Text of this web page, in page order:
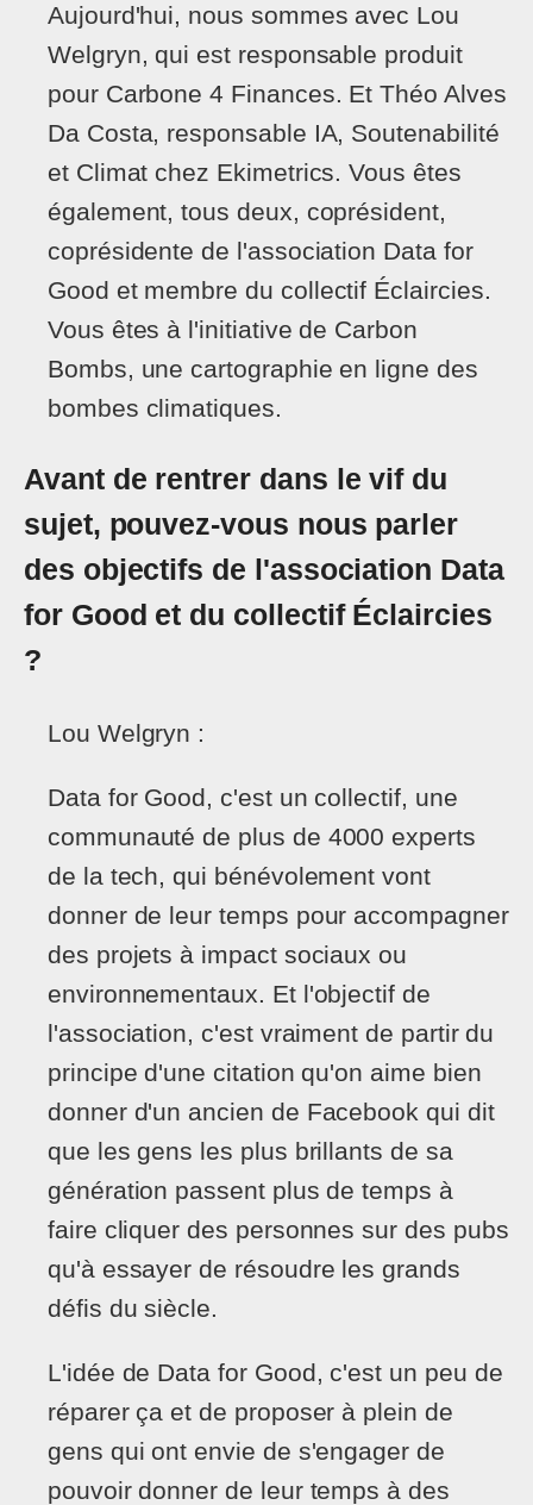
Aujourd'hui, nous sommes avec Lou
Welgryn, qui est responsable produit
pour Carbone 4 Finances. Et Théo Alves
Da Costa, responsable IA, Soutenabilité
et Climat chez Ekimetrics. Vous êtes
également, tous deux, coprésident,
coprésidente de l'association Data for
Good et membre du collectif Éclaircies.
Vous êtes à l'initiative de Carbon
Bombs, une cartographie en ligne des
bombes climatiques.
Avant de rentrer dans le vif du
sujet, pouvez-vous nous parler
des objectifs de l'association Data
for Good et du collectif Éclaircies
?
Lou Welgryn :
Data for Good, c'est un collectif, une
communauté de plus de 4000 experts
de la tech, qui bénévolement vont
donner de leur temps pour accompagner
des projets à impact sociaux ou
environnementaux. Et l'objectif de
l'association, c'est vraiment de partir du
principe d'une citation qu'on aime bien
donner d'un ancien de Facebook qui dit
que les gens les plus brillants de sa
génération passent plus de temps à
faire cliquer des personnes sur des pubs
qu'à essayer de résoudre les grands
défis du siècle.
L'idée de Data for Good, c'est un peu de
réparer ça et de proposer à plein de
gens qui ont envie de s'engager de
pouvoir donner de leur temps à des